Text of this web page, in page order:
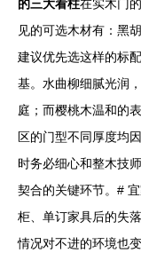
的三大看柱在实木门
见的可选木材有：黑
建议优先选这样的标
基。水曲柳细腻光润
庭；而樱桃木温和的
区的门型不同厚度均
时务必细心和整木技
契合的关键环节。#
柜、单订家具后的失
情况对不进的环境也